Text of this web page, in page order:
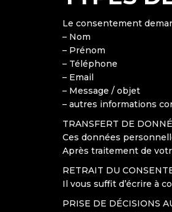
Le consentement
– Nom
– Prénom
– Téléphone
– Email
– Message / objet
– autres informations
TRANSFERT DE
Ces données
Après traitement de
RETRAIT DU
Il vous suffit d’écrire à
PRISE DE DÉCISIONS